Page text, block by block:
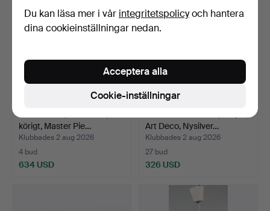
körigt, Master Pie…
Klubbades 2 aug 2026
4 bud
634 USD
Art Deco, Nysilver…
Klubbades 2 aug 2026
27 bud
326 USD
Du kan läsa mer i vår integritetspolicyoch hantera
dina cookieinställningar nedan.
Cookie-inställningar
Acceptera alla